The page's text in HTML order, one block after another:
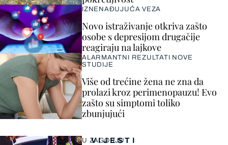
VIJESTI
U ZAGORJU
IZNENAĐUJUĆA VEZA
Novo istraživanje otkriva zašto
osobe s depresijom drugačije
reagiraju na lajkove
ALARMANTNI REZULTATI NOVE
STUDIJE
Više od trećine žena ne zna da
prolazi kroz perimenopauzu! Evo
zašto su simptomi toliko
zbunjujući